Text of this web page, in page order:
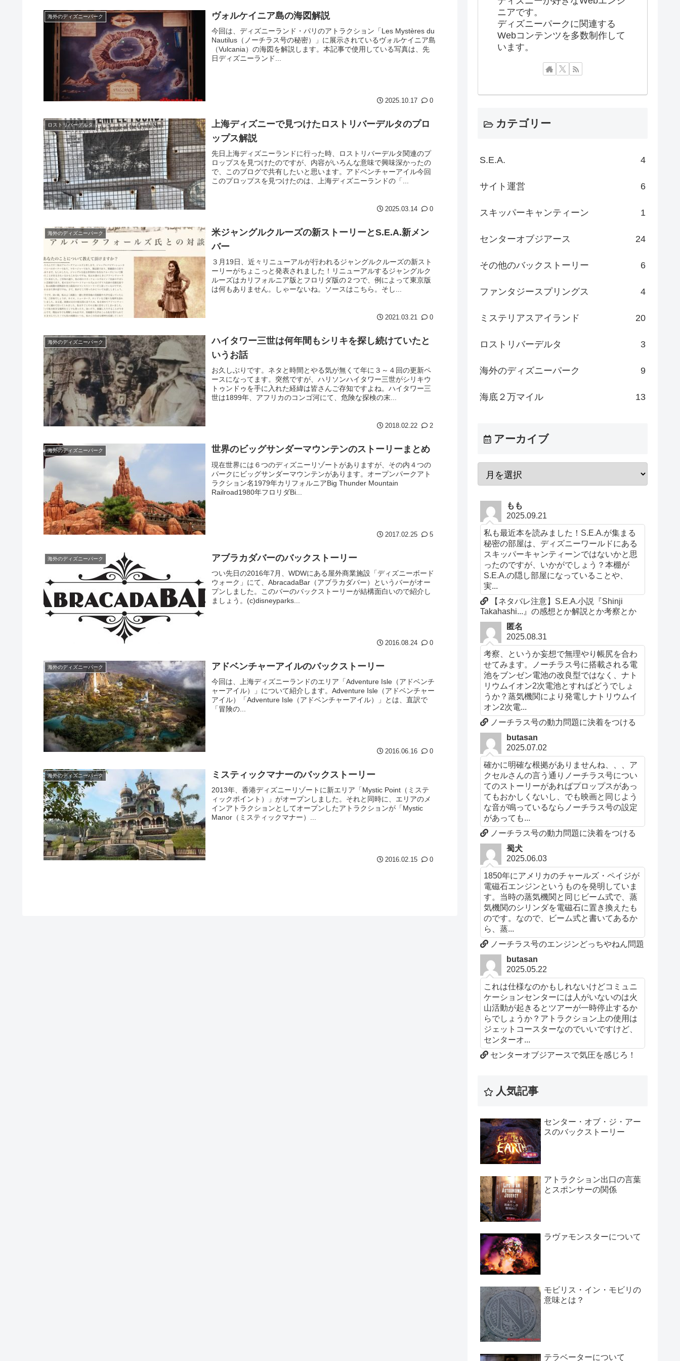
海外のディズニーパーク ヴォルケイニア島の海図解説
今回は、ディズニーランド・パリのアトラクション「Les Mystères du
Nautilus（ノーチラス号の秘密）」に展示されているヴォルケイニア島
（Vulcania）の海図を解説します。本記事で使用している写真は、先
日ディズニーランド...
2025.10.17 0
ロストリバーデルタ
上海ディズニーで見つけたロストリバーデルタのプロ
ップス解説
先日上海ディズニーランドに行った時、ロストリバーデルタ関連のプ
ロップスを見つけたのですが、内容がいろんな意味で興味深かったの
で、このブログで共有したいと思います。アドベンチャーアイル今回
このプロップスを見つけたのは、上海ディズニーランドの「...
2025.03.14 0
海外のディズニーパーク
米ジャングルクルーズの新ストーリーとS.E.A.新メン
バー
３月19日、近々リニューアルが行われるジャングルクルーズの新スト
ーリーがちょこっと発表されました！リニューアルするジャングルク
ルーズはカリフォルニア版とフロリダ版の２つで、例によって東京版
は何もありません。しゃーないね。ソースはこちら。そし...
2021.03.21 0
海外のディズニーパーク
ハイタワー三世は何年間もシリキを探し続けていたと
いうお話
お久しぶりです。ネタと時間とやる気が無くて年に３～４回の更新ペ
ースになってます。突然ですが、ハリソンハイタワー三世がシリキウ
トゥンドゥを手に入れた経緯は皆さんご存知ですよね。ハイタワー三
世は1899年、アフリカのコンゴ河にて、危険な探検の末...
2018.02.22 2
海外のディズニーパーク 世界のビッグサンダーマウンテンのストーリーまとめ
現在世界には６つのディズニーリゾートがありますが、その内４つの
パークにビッグサンダーマウンテンがあります。オープンパークアト
ラクション名1979年カリフォルニアBig Thunder Mountain
Railroad1980年フロリダBi...
2017.02.25 5
海外のディズニーパーク アブラカダバーのバックストーリー
つい先日の2016年7月、WDWにある屋外商業施設「ディズニーボード
ウォーク」にて、AbracadaBar（アブラカダバー）というバーがオー
プンしました。このバーのバックストーリーが結構面白いので紹介し
ましょう。(c)disneyparks...
2016.08.24 0
海外のディズニーパーク アドベンチャーアイルのバックストーリー
今回は、上海ディズニーランドのエリア「Adventure Isle（アドベンチ
ャーアイル）」について紹介します。Adventure Isle（アドベンチャー
アイル）「Adventure Isle（アドベンチャーアイル）」とは、直訳で
「冒険の...
2016.06.16 0
海外のディズニーパーク ミスティックマナーのバックストーリー
2013年、香港ディズニーリゾートに新エリア「Mystic Point（ミステ
ィックポイント）」がオープンしました。それと同時に、エリアのメ
インアトラクションとしてオープンしたアトラクションが「Mystic
Manor（ミスティックマナー）...
2016.02.15 0
ニアです。
ディズニーパークに関連する
Webコンテンツを多数制作して
います。
カテゴリー
S.E.A. 4
サイト運営 6
スキッパーキャンティーン 1
センターオブジアース 24
その他のバックストーリー 6
ファンタジースプリングス 4
ミステリアスアイランド 20
ロストリバーデルタ 3
海外のディズニーパーク 9
海底２万マイル 13
アーカイブ
もも
2025.09.21
私も最近本を読みました！S.E.A.が集まる
秘密の部屋は、ディズニーワールドにある
スキッパーキャンティーンではないかと思
ったのですが、いかがでしょう？本棚が
S.E.A.の隠し部屋になっていることや、
実...
【ネタバレ注意】S.E.A.小説『Shinji
Takahashi...』の感想とか解説とか考察とか
匿名
2025.08.31
考察、というか妄想で無理やり帳尻を合わ
せてみます。ノーチラス号に搭載される電
池をブンゼン電池の改良型ではなく、ナト
リウムイオン2次電池とすればどうでしょ
うか？蒸気機関により発電しナトリウムイ
オン2次電...
ノーチラス号の動力問題に決着をつける
butasan
2025.07.02
確かに明確な根拠がありませんね、、、ア
クセルさんの言う通りノーチラス号につい
てのストーリーがあればプロップスがあっ
てもおかしくないし、でも映画と同じよう
な音が鳴っているならノーチラス号の設定
があっても...
ノーチラス号の動力問題に決着をつける
蜀犬
2025.06.03
1850年にアメリカのチャールズ・ペイジが
電磁石エンジンというものを発明していま
す。当時の蒸気機関と同じビーム式で、蒸
気機関のシリンダを電磁石に置き換えたも
のです。なので、ビーム式と書いてあるか
ら、蒸...
ノーチラス号のエンジンどっちやねん問題
butasan
2025.05.22
これは仕様なのかもしれないけどコミュニ
ケーションセンターには人がいないのは火
山活動が起きるとツアーが一時停止するか
らでしょうか？アトラクション上の使用は
ジェットコースターなのでいいですけど、
センターオ...
センターオブジアースで気圧を感じろ！
人気記事
センター・オブ・ジ・アー
スのバックストーリー
アトラクション出口の言葉
とスポンサーの関係
ラヴァモンスターについて
モビリス・イン・モビリの
意味とは？
テラベーターについて